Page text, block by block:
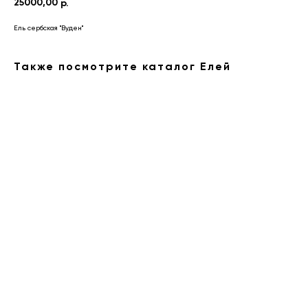
25000,00 р.
Ель сербская "Вуден"
Также посмотрите каталог Елей